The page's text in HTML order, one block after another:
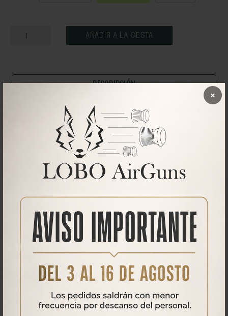
×
AÑADIR A LA CESTA
DESCRIPCIÓN
CARACTERÍSTICAS
Moderador especialmente diseñado para la carabina de aire
comprimido Mustang.
Debido al reducido espacio entre el cañón y el depósito hemos tenido
que diseñar este moderador especial para poder acoplar a la
Qué opinan nuestros clientes
No se han encontrado comentarios